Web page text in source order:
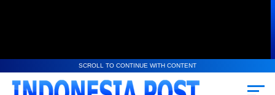
SCROLL TO CONTINUE WITH CONTENT